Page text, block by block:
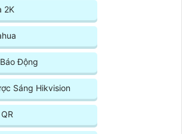
2K
Động
Sáng Hikvision